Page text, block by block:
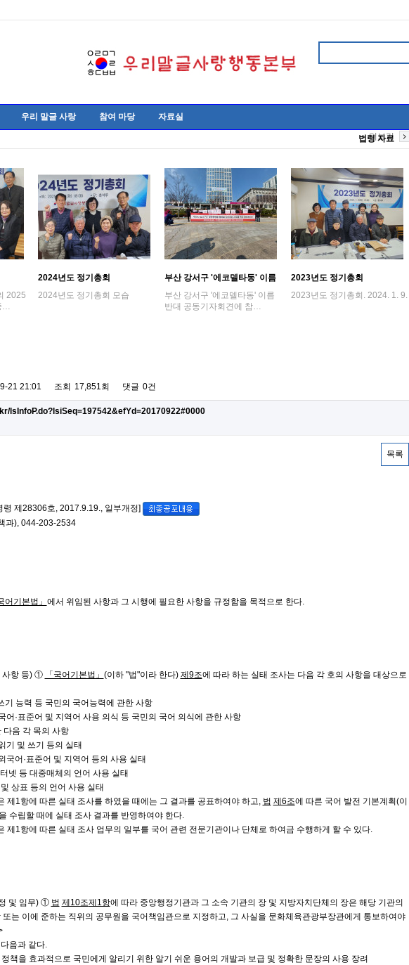
우리 말글 사랑 참여 마당 자료실
2025
…
2024년도 정기총회
2024년도 정기총회 모습
부산 강서구 '에코델타동' 이름
반대 공동기자…
부산 강서구 '에코델타동' 이름
반대 공동기자회견에 참…
2023년도 정기총회
2023년도 정기총회. 2024. 1. 9.
더보기
법령 자료
21 21:01 조회 17,851회 댓글 0건
lsInfoP.do?lsiSeq=197542&efYd=20170922#0000
목록
령 제28306호, 2017.9.19., 일부개정]
과), 044-203-2534
어기본법」 에서 위임된 사항과 그 시행에 필요한 사항을 규정함을 목적으로 한다.
항 등)① 「국어기본법」 (이하 "법"이라 한다) 제9조에 따라 하는 실태 조사는 다음 각 호의 사항을 대상으로
기 능력 등 국민의 국어능력에 관한 사항
어·표준어 및 지역어 사용 의식 등 국민의 국어 의식에 관한 사항
다음 각 목의 사항
기 및 쓰기 등의 실태
국어·표준어 및 지역어 등의 사용 실태
넷 등 대중매체의 언어 사용 실태
상표 등의 언어 사용 실태
제1항에 따른 실태 조사를 하였을 때에는 그 결과를 공표하여야 하고, 법 제6조에 따른 국어 발전 기본계획(이
수립할 때에 실태 조사 결과를 반영하여야 한다.
제1항에 따른 실태 조사 업무의 일부를 국어 관련 전문기관이나 단체로 하여금 수행하게 할 수 있다.
및 임무)① 법 제10조제1항에 따라 중앙행정기관과 그 소속 기관의 장 및 지방자치단체의 장은 해당 기관의
또는 이에 준하는 직위의 공무원을 국어책임관으로 지정하고, 그 사실을 문화체육관광부장관에게 통보하여야
음과 같다.
책을 효과적으로 국민에게 알리기 위한 알기 쉬운 용어의 개발과 보급 및 정확한 문장의 사용 장려